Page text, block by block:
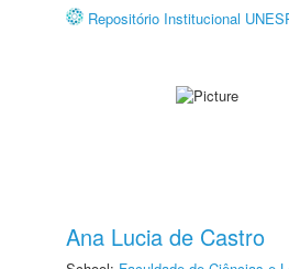
Repositório Institucional
Ana Lucia de Castro